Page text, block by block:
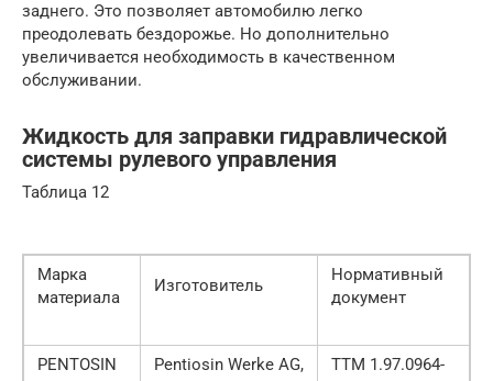
заднего. Это позволяет автомобилю легко
преодолевать бездорожье. Но дополнительно
увеличивается необходимость в качественном
обслуживании.
Жидкость для заправки гидравлической
системы рулевого управления
Таблица 12
Марка
материала
Изготовитель
Нормативный
документ
PENTOSIN
Pentiosin Werke AG,
ТТМ 1.97.0964-